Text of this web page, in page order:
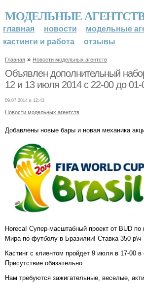
МОДЕЛЬНЫЕ
главная новости
модельные
кастинги и работа
отзывы
Главная » Новости модельных агентств
Объявлен дополнительный
12 и 13 июля 2014 с 22-00 до 01-
09.07.2014 в 12:43
Новости модельных агентств
Добавлены новые бары и новая механика
Horeca! Супер-масштабный проект от BUD
Мира по футболу в Бразилии! Ставка 350 р\ч
Кастинг с клиентом пройдет 9 июля в 17-00 в
Присутствие обязательно.
Нам требуются зажигательные, веселые,